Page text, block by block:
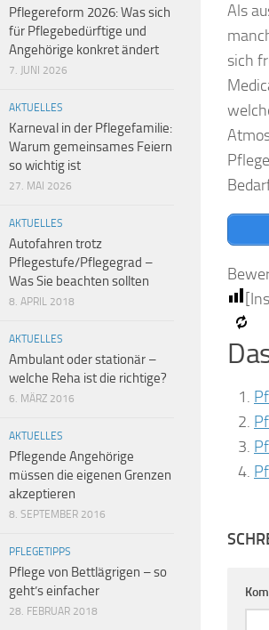
Als
sich
Pflegereform 2026: Was sich
für Pflegebedürftige und
Angehörige konkret ändert
7. JUNI 2026
AKTUELLES
Karneval in der Pflegefamilie:
Warum gemeinsames Feiern
so wichtig ist
27. MAI 2026
AKTUELLES
Autofahren trotz
Pflegestufe/Pflegegrad –
Was Sie beachten sollten
8. APRIL 2018
AKTUELLES
Ambulant oder stationär –
welche Reha ist die richtige?
6. MÄRZ 2016
AKTUELLES
Pflegende Angehörige
müssen die eigenen Grenzen
akzeptieren
8. SEPTEMBER 2016
PFLEGETIPPS
Pflege von Bettlägrigen – so
geht’s einfacher
28. FEBRUAR 2018